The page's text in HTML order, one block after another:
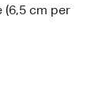
cm per